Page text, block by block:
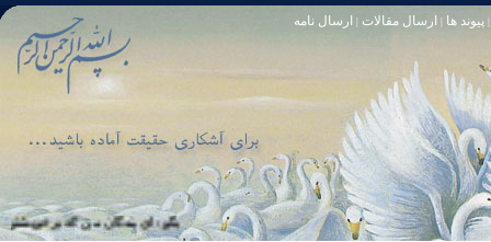
پیوند ها ارسال مقالات ارسال نامه
بگو: اى بندگان من كه بر خويشتن زياده‏تا [مبادا] كسى بگويد: افسوس بر آنچه در كار خدا كوتاهى كردم! و حقّا كه من از ريشخند كنندگان بودم. سوره زمر 56